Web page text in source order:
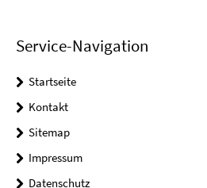
Service-Navigation
Startseite
Kontakt
Sitemap
Impressum
Datenschutz